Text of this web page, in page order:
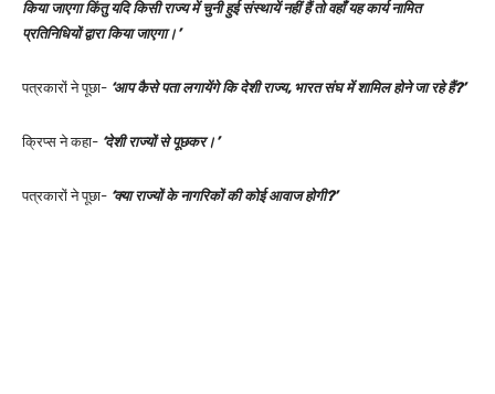
किया जाएगा किंतु यदि किसी राज्य में चुनी हुई संस्थायें नहीं हैं तो वहाँ यह कार्य नामित
प्रतिनिधियों द्वारा किया जाएगा।’
पत्रकारों ने पूछा- ‘आप कैसे पता लगायेंगे कि देशी राज्य, भारत संघ में शामिल होने जा रहे हैं?’
क्रिप्स ने कहा- ‘देशी राज्यों से पूछकर।’
पत्रकारों ने पूछा- ‘क्या राज्यों के नागरिकों की कोई आवाज होगी?’